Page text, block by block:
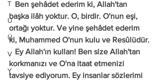
T
U
Ü
V
Y
   Ben şehâdet ederim ki, Allah'tan
başka ilâh yoktur. O, birdir. O'nun eşi,
ortağı yoktur. Ve yine şehâdet ederim
ki, Muhammed O'nun kulu ve Resûlüdür.
   Ey Allah'ın kulları! Ben size Allah'tan
korkmanızı ve O'na itaat etmenizi
tavsiye ediyorum. Ey insanlar sözlerimi